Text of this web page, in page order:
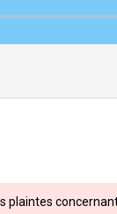
plaintes